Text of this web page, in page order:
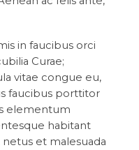
in faucibus orci
Curae;
vitae congue eu,
faucibus porttitor
elementum
habitant
et malesuada